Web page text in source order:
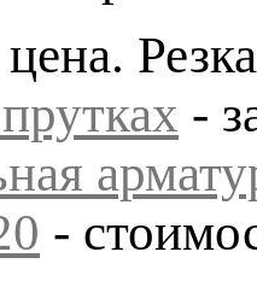
-
-